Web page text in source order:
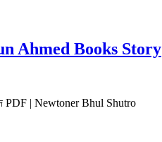
Ahmed Books Story
PDF | Newtoner Bhul Shutro